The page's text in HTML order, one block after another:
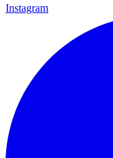
Instagram